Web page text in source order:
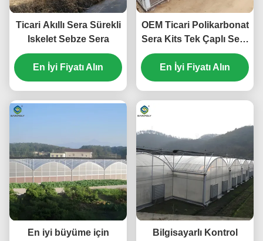
Ticari Akıllı Sera Sürekli
Iskelet Sebze Sera
En İyi Fiyatı Alın
OEM Ticari Polikarbonat
Sera Kits Tek Çaplı Sera
Sebze Tohumu
En İyi Fiyatı Alın
En iyi büyüme için
Bilgisayarlı Kontrol